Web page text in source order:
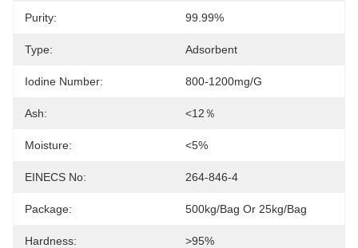
Purity: 99.99%
Type: Adsorbent
Iodine Number: 800-1200mg/g
Ash: <12％
Moisture: <5%
EINECS No: 264-846-4
Package: 500kg/bag Or 25kg/bag
Hardness: >95%